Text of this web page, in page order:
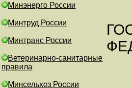
Минэнерго России
Минтруд России
Минтранс России
Ветеринарно-санитарные
правила
Минсельхоз России